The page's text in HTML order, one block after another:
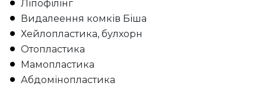
Ліпофілінг
Видалеення комків Біша
Хейлопластика, булхорн
Отопластика
Мамопластика
Абдомінопластика